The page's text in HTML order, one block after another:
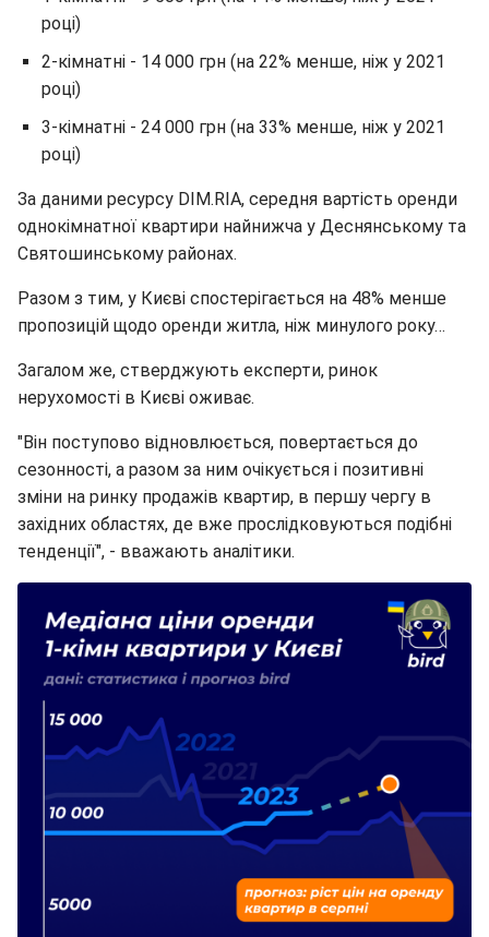
році)
2-кімнатні - 14 000 грн (на 22% менше, ніж у 2021
році)
3-кімнатні - 24 000 грн (на 33% менше, ніж у 2021
році)
За даними ресурсу DIM.RIA, середня вартість оренди
однокімнатної квартири найнижча у Деснянському та
Святошинському районах.
Разом з тим, у Києві спостерігається на 48% менше
пропозицій щодо оренди житла, ніж минулого року…
Загалом же, стверджують експерти, ринок
нерухомості в Києві оживає.
"Він поступово відновлюється, повертається до
сезонності, а разом за ним очікується і позитивні
зміни на ринку продажів квартир, в першу чергу в
західних областях, де вже прослідковуються подібні
тенденції", - вважають аналітики.